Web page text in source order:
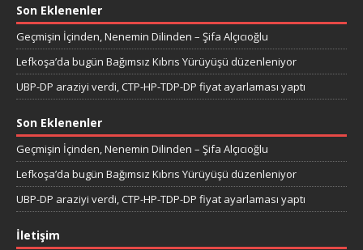
Son Eklenenler
Geçmişin İçinden, Nenemin Dilinden – Şifa Alçıcıoğlu
Lefkoşa’da bugün Bağımsız Kıbrıs Yürüyüşü düzenleniyor
UBP-DP araziyi verdi, CTP-HP-TDP-DP fiyat ayarlaması yaptı
Son Eklenenler
Geçmişin İçinden, Nenemin Dilinden – Şifa Alçıcıoğlu
Lefkoşa’da bugün Bağımsız Kıbrıs Yürüyüşü düzenleniyor
UBP-DP araziyi verdi, CTP-HP-TDP-DP fiyat ayarlaması yaptı
İletişim